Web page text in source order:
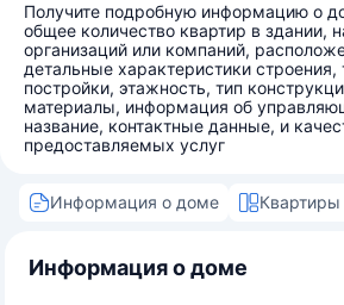
Получите подробную информацию о
общее количество квартир в здании,
организаций или компаний,
детальные характеристики строения,
постройки, этажность, тип
материалы, информация об
название, контактные данные, и
предоставляемых услуг
Информация о доме Квартиры
Информация о доме